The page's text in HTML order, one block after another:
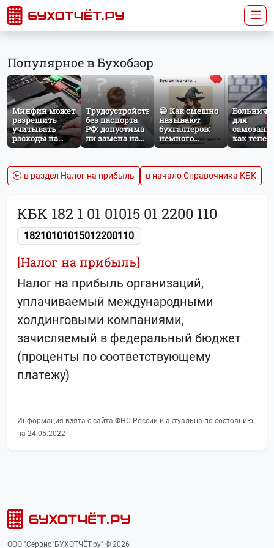
Популярное в Бухобзор
Минфин может
разрешить
учитывать
расходы на
защиту от
расчёте налога
на прибыль
Трудоустройство
без паспорта
РФ: допустима
ли замена на
загранпаспорт?
😁 Как смешно
называют
бухгалтеров:
немного
профессионального
для
как
работает
НПД
в раздел Налог на прибыль в начало Справочника КБК
КБК 182 1 01 01015 01 2200 110
18210101015012200110
[Налог на прибыль]
Налог на прибыль организаций,
уплачиваемый международными
холдинговыми компаниями,
зачисляемый в федеральный бюджет
(проценты по соответствующему
платежу)
Информация взята с сайта ФНС России и актуальна по состоянию
на 24.05.2022
ООО "Сервис 'БУХОТЧЁТ.ру" © 2026